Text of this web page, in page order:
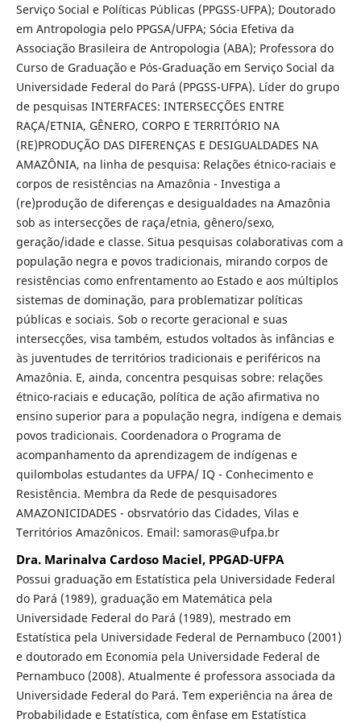
Serviço Social e Políticas Públicas (PPGSS-UFPA); Doutorado
em Antropologia pelo PPGSA/UFPA; Sócia Efetiva da
Associação Brasileira de Antropologia (ABA); Professora do
Curso de Graduação e Pós-Graduação em Serviço Social da
Universidade Federal do Pará (PPGSS-UFPA). Líder do grupo
de pesquisas INTERFACES: INTERSECÇÕES ENTRE
RAÇA/ETNIA, GÊNERO, CORPO E TERRITÓRIO NA
(RE)PRODUÇÃO DAS DIFERENÇAS E DESIGUALDADES NA
AMAZÔNIA, na linha de pesquisa: Relações étnico-raciais e
corpos de resistências na Amazônia - Investiga a
(re)produção de diferenças e desigualdades na Amazônia
sob as intersecções de raça/etnia, gênero/sexo,
geração/idade e classe. Situa pesquisas colaborativas com a
população negra e povos tradicionais, mirando corpos de
resistências como enfrentamento ao Estado e aos múltiplos
sistemas de dominação, para problematizar políticas
públicas e sociais. Sob o recorte geracional e suas
intersecções, visa também, estudos voltados às infâncias e
às juventudes de territórios tradicionais e periféricos na
Amazônia. E, ainda, concentra pesquisas sobre: relações
étnico-raciais e educação, política de ação afirmativa no
ensino superior para a população negra, indígena e demais
povos tradicionais. Coordenadora o Programa de
acompanhamento da aprendizagem de indígenas e
quilombolas estudantes da UFPA/ IQ - Conhecimento e
Resistência. Membra da Rede de pesquisadores
AMAZONICIDADES - obsrvatório das Cidades, Vilas e
Territórios Amazônicos. Email: samoras@ufpa.br
Dra. Marinalva Cardoso Maciel, PPGAD-UFPA
Possui graduação em Estatística pela Universidade Federal
do Pará (1989), graduação em Matemática pela
Universidade Federal do Pará (1989), mestrado em
Estatística pela Universidade Federal de Pernambuco (2001)
e doutorado em Economia pela Universidade Federal de
Pernambuco (2008). Atualmente é professora associada da
Universidade Federal do Pará. Tem experiência na área de
Probabilidade e Estatística, com ênfase em Estatística